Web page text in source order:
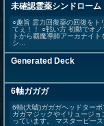
未確認霊薬シンドローム
○趣旨 霊力回復薬の回復をト
てぇ！！ ○戦い方 初動でオ
トから覇魔導師アーカナイ
シ...
Generated Deck
6軸ガガガ
6軸(大嘘)ガガガヘッドター
ガガマジックやイリュージ
っています。 マスターピー